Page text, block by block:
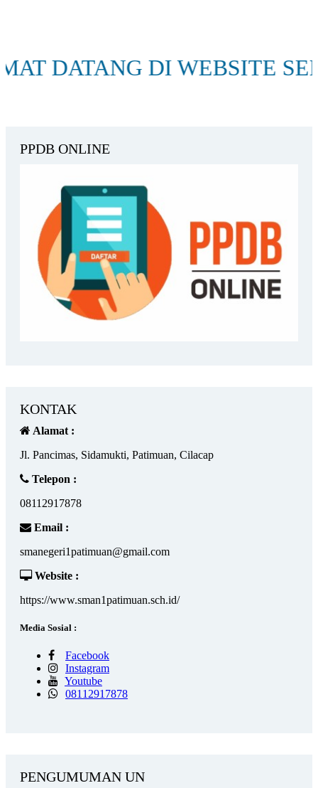
DI WEBSITE SEKOLAH
PPDB ONLINE
KONTAK
Alamat :
Jl. Pancimas, Sidamukti, Patimuan, Cilacap
Telepon :
08112917878
Email :
smanegeri1patimuan@gmail.com
Website :
https://www.sman1patimuan.sch.id/
Media Sosial :
Facebook
Instagram
Youtube
08112917878
PENGUMUMAN UN